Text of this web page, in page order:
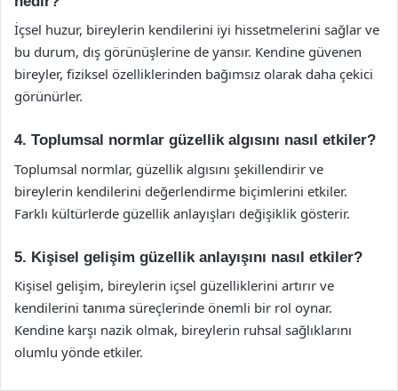
İçsel huzur, bireylerin kendilerini iyi hissetmelerini sağlar ve
bu durum, dış görünüşlerine de yansır. Kendine güvenen
bireyler, fiziksel özelliklerinden bağımsız olarak daha çekici
görünürler.
4. Toplumsal normlar güzellik algısını nasıl etkiler?
Toplumsal normlar, güzellik algısını şekillendirir ve
bireylerin kendilerini değerlendirme biçimlerini etkiler.
Farklı kültürlerde güzellik anlayışları değişiklik gösterir.
5. Kişisel gelişim güzellik anlayışını nasıl etkiler?
Kişisel gelişim, bireylerin içsel güzelliklerini artırır ve
kendilerini tanıma süreçlerinde önemli bir rol oynar.
Kendine karşı nazik olmak, bireylerin ruhsal sağlıklarını
olumlu yönde etkiler.